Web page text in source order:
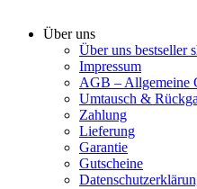
Über uns
Über uns bestseller
Impressum
AGB – Allgemeine
Umtausch &
Zahlung
Lieferung
Garantie
Gutscheine